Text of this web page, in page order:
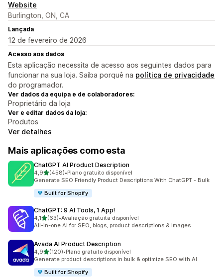
Website
Burlington, ON, CA
Lançada
12 de fevereiro de 2026
Acesso aos dados
Esta aplicação necessita de acesso aos seguintes dados para
funcionar na sua loja. Saiba porquê na política de privacidade
do programador.
Ver dados da equipa e de colaboradores:
Proprietário da loja
Ver e editar dados da loja:
Produtos
Ver detalhes
Mais aplicações como esta
ChatGPT AI Product Description
4,9de 5 estrelas
(458)
458 total de avaliações
•Plano gratuito disponível
Generate SEO Friendly Product Descriptions With ChatGPT - Bulk
Built for Shopify
ChatGPT: 9 AI Tools, 1 App!
4,1de 5 estrelas
(63)
63 total de avaliações
•Avaliação gratuita disponível
All-in-one AI for SEO, blogs, product descriptions & Images
Avada AI Product Description
4,9de 5 estrelas
(120)
120 total de avaliações
•Plano gratuito disponível
Generate product descriptions in bulk & optimize SEO with AI
Built for Shopify